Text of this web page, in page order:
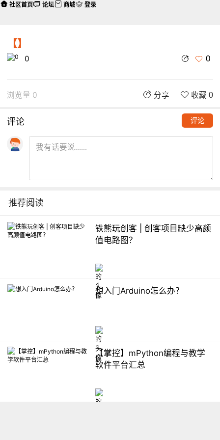
【】
0 0
浏览量 0 分享 收藏 0
评论 评论
推荐阅读
铁熊玩创客 | 创客项目缺少高颜
值电路图？
想入门Arduino怎么办？
【掌控】mPython编程与教学
软件平台汇总
社区首页 论坛 商城 登录